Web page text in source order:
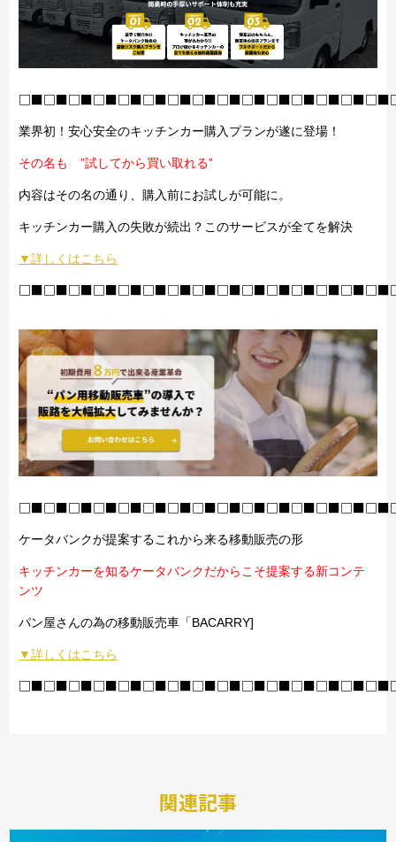
業界初！安心安全のキッチンカー購入プランが遂に登場！
その名も ”試してから買い取れる”
内容はその名の通り、購入前にお試しが可能に。
キッチンカー購入の失敗が続出？このサービスが全てを解決
▼詳しくはこちら
ケータバンクが提案するこれから来る移動販売の形
キッチンカーを知るケータバンクだからこそ提案する新コンテ
ンツ
パン屋さんの為の移動販売車「BACARRY]
▼詳しくはこちら
関連記事